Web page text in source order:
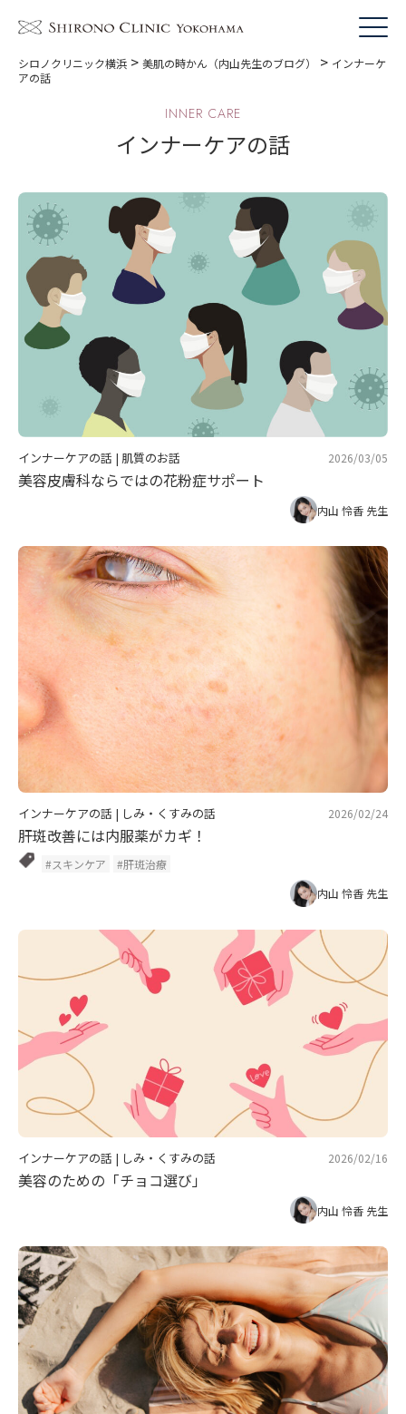
シロノクリニック横浜 > 美肌の時かん（内山先生のブログ） > インナーケ
アの話
INNER CARE
インナーケアの話
インナーケアの話 | 肌質のお話 2026/03/05
美容皮膚科ならではの花粉症サポート
内山 怜香 先生
インナーケアの話 | しみ・くすみの話 2026/02/24
肝斑改善には内服薬がカギ！
#スキンケア
#肝斑治療
内山 怜香 先生
インナーケアの話 | しみ・くすみの話 2026/02/16
美容のための「チョコ選び」
内山 怜香 先生